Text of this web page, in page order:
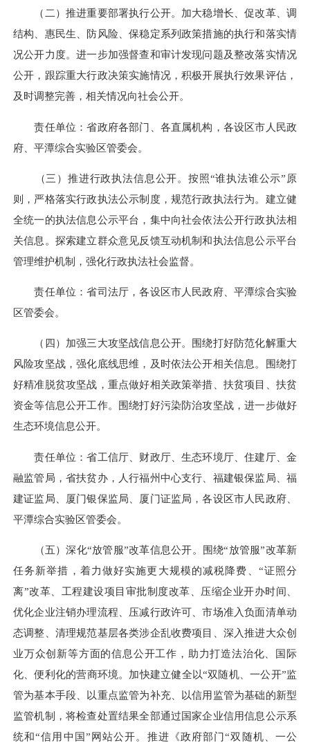
（二）推进重要部署执行公开。加大稳增长、促改革、调
结构、惠民生、防风险、保稳定系列政策措施的执行和落实情
况公开力度。进一步加强督查和审计发现问题及整改落实情况
公开，跟踪重大行政决策实施情况，积极开展执行效果评估，
及时调整完善，相关情况向社会公开。
责任单位：省政府各部门、各直属机构，各设区市人民政
府、平潭综合实验区管委会。
（三）推进行政执法信息公开。按照“谁执法谁公示”原
则，严格落实行政执法公示制度，规范行政执法行为。建立健
全统一的执法信息公示平台，集中向社会依法公开行政执法相
关信息。探索建立群众意见反馈互动机制和执法信息公示平台
管理维护机制，强化行政执法社会监督。
责任单位：省司法厅，各设区市人民政府、平潭综合实验
区管委会。
（四）加强三大攻坚战信息公开。围绕打好防范化解重大
风险攻坚战，强化底线思维，及时依法公开相关信息。围绕打
好精准脱贫攻坚战，重点做好相关政策举措、扶贫项目、扶贫
资金等信息公开工作。围绕打好污染防治攻坚战，进一步做好
生态环境信息公开。
责任单位：省工信厅、财政厅、生态环境厅、住建厅、金
融监管局，省扶贫办，人行福州中心支行、福建银保监局、福
建证监局、厦门银保监局、厦门证监局，各设区市人民政府、
平潭综合实验区管委会。
（五）深化“放管服”改革信息公开。围绕“放管服”改革新
任务新举措，着力做好实施更大规模的减税降费、“证照分
离”改革、工程建设项目审批制度改革、压缩企业开办时间、
优化企业注销办理流程、压减行政许可、市场准入负面清单动
态调整、清理规范基层各类涉企乱收费项目、深入推进大众创
业万众创新等方面的信息公开工作，助力打造法治化、国际
化、便利化的营商环境。加快建立健全以“双随机、一公开”监
管为基本手段、以重点监管为补充、以信用监管为基础的新型
监管机制，将检查处置结果全部通过国家企业信用信息公示系
统和“信用中国”网站公开。推进《政府部门“双随机、一公